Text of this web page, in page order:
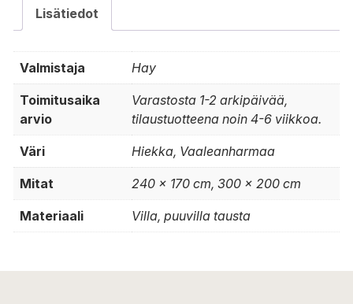
Lisätiedot
Valmistaja Hay
Toimitusaika
arvio
Varastosta 1-2 arkipäivää,
tilaustuotteena noin 4-6 viikkoa.
Väri Hiekka, Vaaleanharmaa
Mitat 240 x 170 cm, 300 x 200 cm
Materiaali Villa, puuvilla tausta